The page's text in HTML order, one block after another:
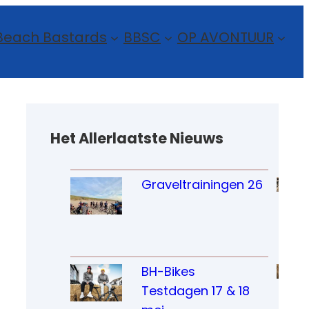
Bastards BBSC OP AVONTUUR
Het Allerlaatste Nieuws
Graveltrainingen 26
BH-Bikes
Testdagen 17 & 18